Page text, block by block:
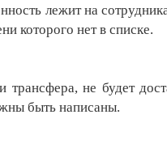
лежит на
которого нет в списке.
не будет
быть написаны.